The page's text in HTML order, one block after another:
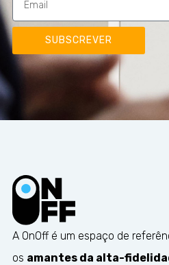
SUBSCREVER
A OnOff é um espaço de
os amantes da alta-